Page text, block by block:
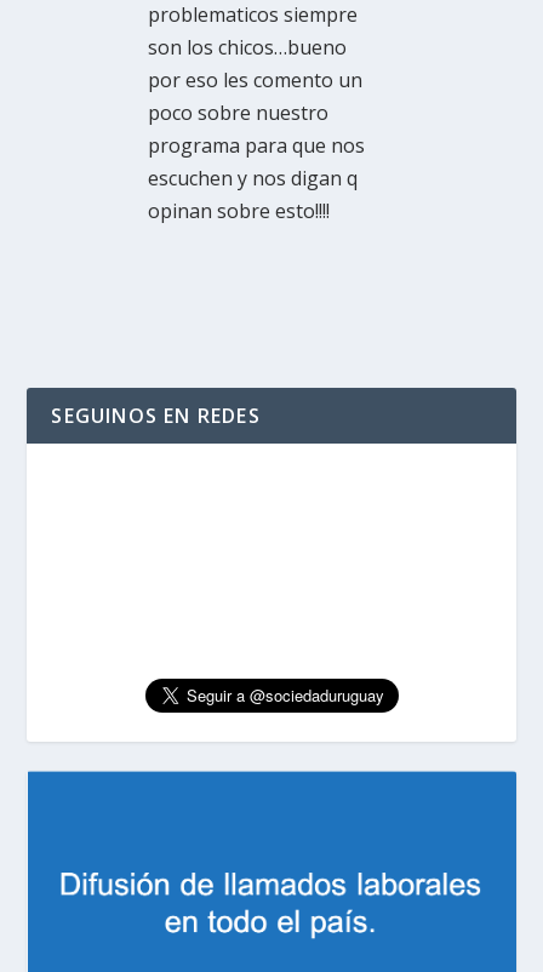
problematicos siempre
son los chicos…bueno
por eso les comento un
poco sobre nuestro
programa para que nos
escuchen y nos digan q
opinan sobre esto!!!!
SEGUINOS EN REDES